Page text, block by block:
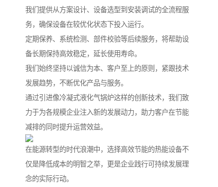
我们提供从方案设计、设备选型到安装调试的全流程服
务，确保设备在较优化状态下投入运行。
定期保养、系统检测、部件校验等后续服务，将帮助设
备长期保持高效稳定，延长使用寿命。
我们始终坚持以诚信为本、客户至上的原则，紧跟技术
发展趋势，不断优化产品与服务。
通过引进像冷凝式液化气锅炉这样的创新技术，我们致
力于为各规模企业注入新的发展动力，助力客户在节能
减排的同时提升运营效益。
在能源转型的时代浪潮中，选择高效节能的热能设备不
仅是降低成本的明智之举，更是企业践行可持续发展理
念的实际行动。